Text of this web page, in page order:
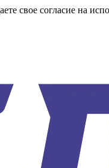
свое согласие на